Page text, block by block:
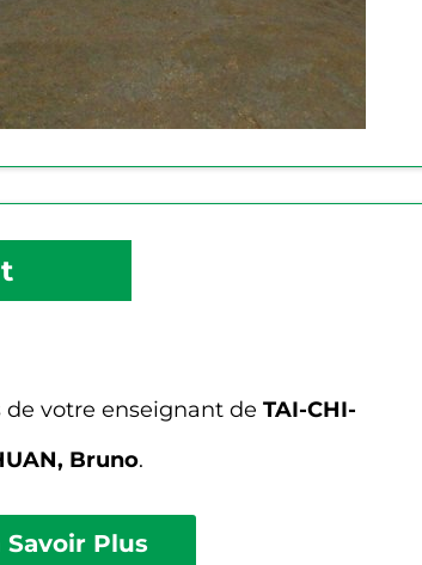
de votre enseignant de TAI-CHI-
Bruno.
Savoir Plus